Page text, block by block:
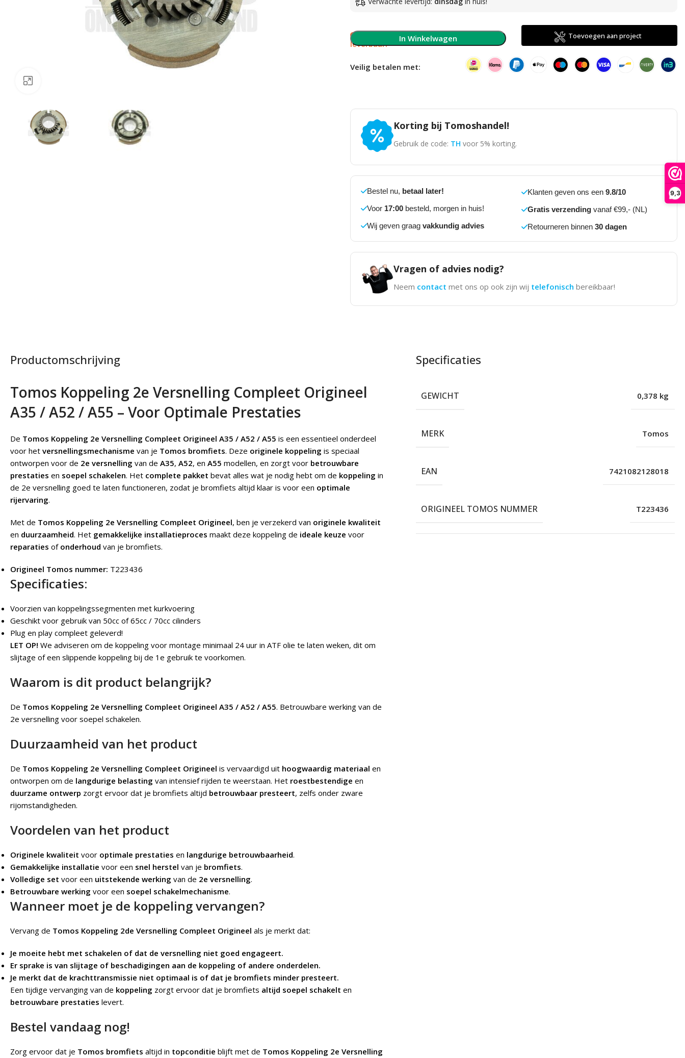
9,3
Slechts 1 op voorraad, direct
leverbaar!
In Winkelwagen Toevoegen aan project
Veilig betalen met:
Korting bij Tomoshandel!
Gebruik de code: TH voor 5% korting.
Bestel nu, betaal later!
Voor 17:00besteld, morgen in huis!
Wij geven graag vakkundig advies
Klanten geven ons een 9.8/10
Gratis verzendingvanaf €99,- (NL)
Retourneren binnen 30 dagen
Vragen of advies nodig?
Neem contact met ons op ook zijn wij telefonisch bereikbaar!
Productomschrijving
Tomos Koppeling 2e Versnelling Compleet Origineel
A35 / A52 / A55 – Voor Optimale Prestaties
De Tomos Koppeling 2e Versnelling Compleet Origineel A35 / A52 / A55 is een essentieel onderdeel
voor het versnellingsmechanisme van je Tomos bromfiets. Deze originele koppeling is speciaal
ontworpen voor de 2e versnelling van de A35, A52, en A55 modellen, en zorgt voor betrouwbare
prestaties en soepel schakelen. Het complete pakket bevat alles wat je nodig hebt om de koppeling in
de 2e versnelling goed te laten functioneren, zodat je bromfiets altijd klaar is voor een optimale
rijervaring.
Met de Tomos Koppeling 2e Versnelling Compleet Origineel, ben je verzekerd van originele kwaliteit
en duurzaamheid. Het gemakkelijke installatieproces maakt deze koppeling de ideale keuze voor
reparaties of onderhoud van je bromfiets.
Origineel Tomos nummer: T223436
Specificaties:
Voorzien van koppelingssegmenten met kurkvoering
Geschikt voor gebruik van 50cc of 65cc / 70cc cilinders
Plug en play compleet geleverd!
LET OP! We adviseren om de koppeling voor montage minimaal 24 uur in ATF olie te laten weken, dit om
slijtage of een slippende koppeling bij de 1e gebruik te voorkomen.
Waarom is dit product belangrijk?
De Tomos Koppeling 2e Versnelling Compleet Origineel A35 / A52 / A55. Betrouwbare werking van de
2e versnelling voor soepel schakelen.
Duurzaamheid van het product
De Tomos Koppeling 2e Versnelling Compleet Origineel is vervaardigd uit hoogwaardig materiaal en
ontworpen om de langdurige belasting van intensief rijden te weerstaan. Het roestbestendige en
duurzame ontwerp zorgt ervoor dat je bromfiets altijd betrouwbaar presteert, zelfs onder zware
rijomstandigheden.
Voordelen van het product
Originele kwaliteit voor optimale prestaties en langdurige betrouwbaarheid.
Gemakkelijke installatie voor een snel herstel van je bromfiets.
Volledige set voor een uitstekende werking van de 2e versnelling.
Betrouwbare werking voor een soepel schakelmechanisme.
Wanneer moet je de koppeling vervangen?
Vervang de Tomos Koppeling 2de Versnelling Compleet Origineel als je merkt dat:
Je moeite hebt met schakelen of dat de versnelling niet goed engageert.
Er sprake is van slijtage of beschadigingen aan de koppeling of andere onderdelen.
Je merkt dat de krachttransmissie niet optimaal is of dat je bromfiets minder presteert.
Een tijdige vervanging van de koppeling zorgt ervoor dat je bromfiets altijd soepel schakelt en
betrouwbare prestaties levert.
Bestel vandaag nog!
Zorg ervoor dat je Tomos bromfiets altijd in topconditie blijft met de Tomos Koppeling 2e Versnelling
Specificaties
GEWICHT 0,378 kg
MERK Tomos
EAN 7421082128018
ORIGINEEL TOMOS NUMMER T223436